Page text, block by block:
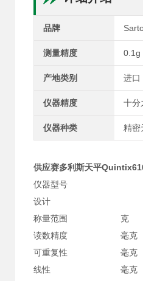
品牌
测量精度 0.1g
产地类别 进口
仪器精度 十分
仪器种类 精密
供应赛多利斯天平
仪器型号
设计
称量范围
克
读数精度
毫克
可重复性
毫克
线性
毫克